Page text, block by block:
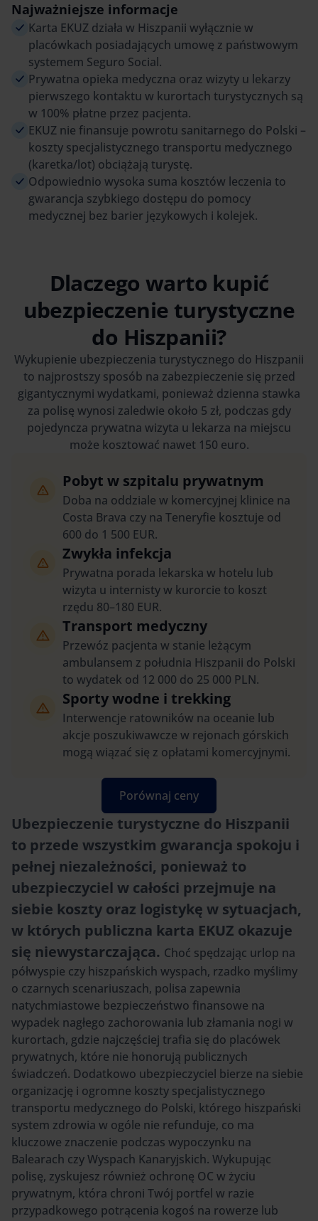
Najważniejsze informacje
Karta EKUZ działa w Hiszpanii wyłącznie w
placówkach posiadających umowę z państwowym
systemem Seguro Social.
Prywatna opieka medyczna oraz wizyty u lekarzy
pierwszego kontaktu w kurortach turystycznych są
w 100% płatne przez pacjenta.
EKUZ nie finansuje powrotu sanitarnego do Polski –
koszty specjalistycznego transportu medycznego
(karetka/lot) obciążają turystę.
Odpowiednio wysoka suma kosztów leczenia to
gwarancja szybkiego dostępu do pomocy
medycznej bez barier językowych i kolejek.
Dlaczego warto kupić
ubezpieczenie turystyczne
do Hiszpanii?
Wykupienie ubezpieczenia turystycznego do Hiszpanii
to najprostszy sposób na zabezpieczenie się przed
gigantycznymi wydatkami, ponieważ dzienna stawka
za polisę wynosi zaledwie około 5 zł, podczas gdy
pojedyncza prywatna wizyta u lekarza na miejscu
może kosztować nawet 150 euro.
Pobyt w szpitalu prywatnym
Doba na oddziale w komercyjnej klinice na
Costa Brava czy na Teneryfie kosztuje od
600 do 1 500 EUR.
Zwykła infekcja
Prywatna porada lekarska w hotelu lub
wizyta u internisty w kurorcie to koszt
rzędu 80–180 EUR.
Transport medyczny
Przewóz pacjenta w stanie leżącym
ambulansem z południa Hiszpanii do Polski
to wydatek od 12 000 do 25 000 PLN.
Sporty wodne i trekking
Interwencje ratowników na oceanie lub
akcje poszukiwawcze w rejonach górskich
mogą wiązać się z opłatami komercyjnymi.
Porównaj ceny
Ubezpieczenie turystyczne do Hiszpanii
to przede wszystkim gwarancja spokoju i
pełnej niezależności, ponieważ to
ubezpieczyciel w całości przejmuje na
siebie koszty oraz logistykę w sytuacjach,
w których publiczna karta EKUZ okazuje
się niewystarczająca. Choć spędzając urlop na
półwyspie czy hiszpańskich wyspach, rzadko myślimy
o czarnych scenariuszach, polisa zapewnia
natychmiastowe bezpieczeństwo finansowe na
wypadek nagłego zachorowania lub złamania nogi w
kurortach, gdzie najczęściej trafia się do placówek
prywatnych, które nie honorują publicznych
świadczeń. Dodatkowo ubezpieczyciel bierze na siebie
organizację i ogromne koszty specjalistycznego
transportu medycznego do Polski, którego hiszpański
system zdrowia w ogóle nie refunduje, co ma
kluczowe znaczenie podczas wypoczynku na
Balearach czy Wyspach Kanaryjskich. Wykupując
polisę, zyskujesz również ochronę OC w życiu
prywatnym, która chroni Twój portfel w razie
przypadkowego potrącenia kogoś na rowerze lub